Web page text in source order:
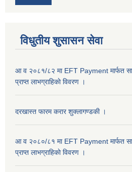
विधुतीय शुसासन सेवा
आ व २०८१/८२ मा EFT Payment मार्फत
प्राप्त लाभग्राहिकाे विवरण ।
दरखास्त फारम करार शुक्लागण्डकी ।
आ व २०८०/८१ मा EFT Payment मार्फत
प्राप्त लाभग्राहिकाे विवरण ।